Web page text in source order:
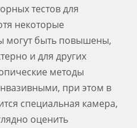
тестов для
некоторые
могут быть повышены,
и для других
методы
при этом в
специальная камера,
оценить